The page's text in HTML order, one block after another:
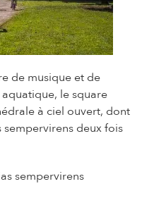
de musique et de
le square
à ciel ouvert, dont
sempervirens deux fois
sempervirens